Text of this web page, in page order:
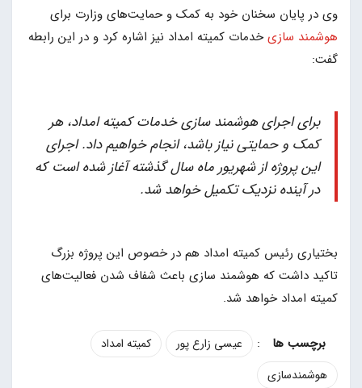
وی در پایان سخنان خود به کمک و حمایت‌های وزارت برای
هوشمند سازی خدمات کمیته امداد نیز اشاره کرد و در این رابطه
گفت:
برای اجرای هوشمند سازی خدمات کمیته امداد، هر
کمک و حمایتی نیاز باشد، انجام خواهیم داد. اجرای
این پروژه از شهریور ماه سال گذشته آغاز شده است که
در آینده نزدیک تکمیل خواهد شد.
بختیاری رئیس کمیته امداد هم در خصوص این پروژه بزرگ
تاکید داشت که هوشمند سازی باعث شفاف شدن فعالیت‌های
کمیته امداد خواهد شد.
: عیسی زارع پور
کمیته امداد
هوشمندسازی